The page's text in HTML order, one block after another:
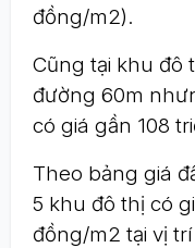
đồng/m2).
Cũng tại khu đô
đường 60m
có giá gần 108
Theo bảng giá
5 khu đô thị có
đồng/m2 tại vị